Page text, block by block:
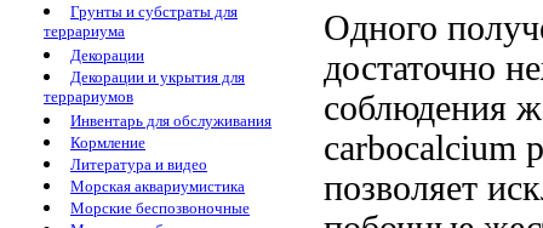
Грунты и субстраты для
террариума
Декорации
Декорации и укрытия для
террариумов
Инвентарь для обслуживания
Кормление
Литература и видео
Морская аквариумистика
Морские беспозвоночные
Одного
достаточно
соблюдения
carbocalcium
позволяет